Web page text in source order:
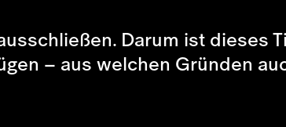
Darum ist dieses
– aus welchen Gründen